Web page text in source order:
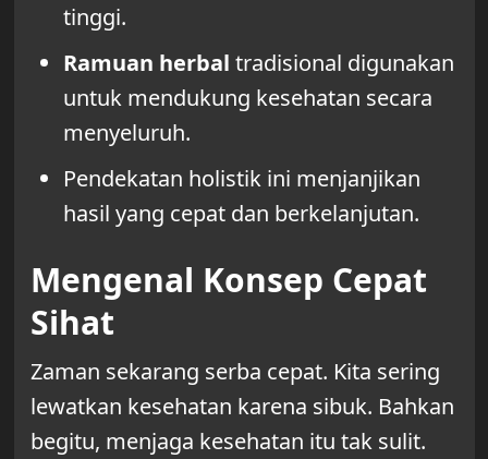
tinggi.
Ramuan herbal tradisional digunakan
untuk mendukung kesehatan secara
menyeluruh.
Pendekatan holistik ini menjanjikan
hasil yang cepat dan berkelanjutan.
Mengenal Konsep Cepat
Sihat
Zaman sekarang serba cepat. Kita sering
lewatkan kesehatan karena sibuk. Bahkan
begitu, menjaga kesehatan itu tak sulit.